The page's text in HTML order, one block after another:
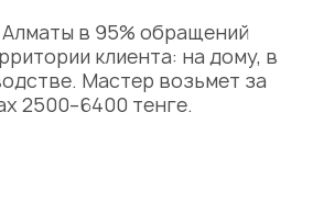
в 95% обращений
клиента: на дому, в
Мастер возьмет за
2500–6400 тенге.